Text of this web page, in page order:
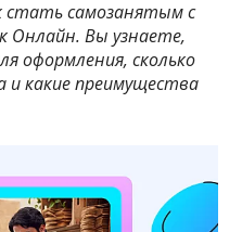
стать самозанятым с
Онлайн. Вы узнаете,
оформления, сколько
и какие преимущества